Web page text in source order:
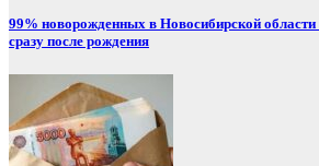
99% новорожденных в Новосибирской
сразу после рождения